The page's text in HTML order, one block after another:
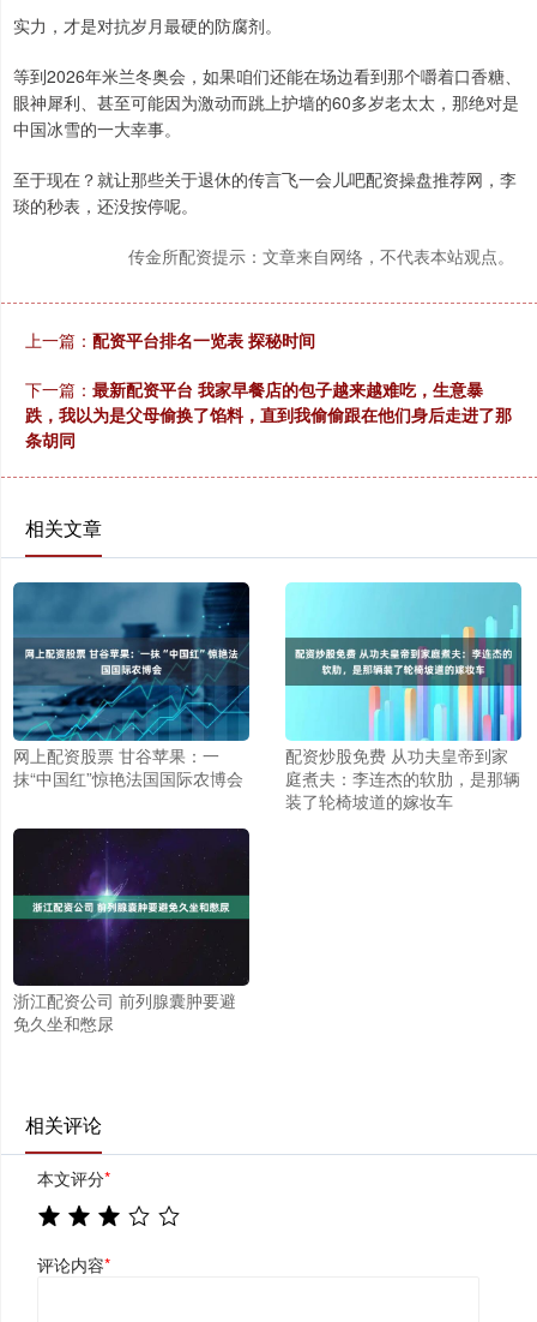
实力，才是对抗岁月最硬的防腐剂。
等到2026年米兰冬奥会，如果咱们还能在场边看到那个嚼着口香糖、
眼神犀利、甚至可能因为激动而跳上护墙的60多岁老太太，那绝对是
中国冰雪的一大幸事。
至于现在？就让那些关于退休的传言飞一会儿吧配资操盘推荐网，李
琰的秒表，还没按停呢。
传金所配资提示：文章来自网络，不代表本站观点。
上一篇： 配资平台排名一览表 探秘时间
下一篇： 最新配资平台 我家早餐店的包子越来越难吃，生意暴
跌，我以为是父母偷换了馅料，直到我偷偷跟在他们身后走进了那
条胡同
相关文章
网上配资股票 甘谷苹果：一
抹“中国红”惊艳法国国际农博会
配资炒股免费 从功夫皇帝到家
庭煮夫：李连杰的软肋，是那辆
装了轮椅坡道的嫁妆车
浙江配资公司 前列腺囊肿要避
免久坐和憋尿
相关评论
本文评分*
评论内容*